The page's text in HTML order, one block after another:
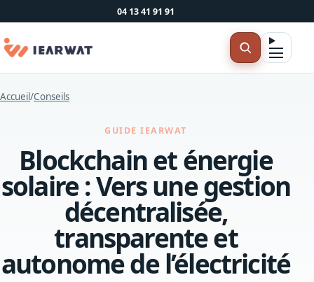
04 13 41 91 91
Accueil/Conseils
GUIDE IEARWAT
Blockchain et énergie
solaire : Vers une gestion
décentralisée,
transparente et
autonome de l’électricité